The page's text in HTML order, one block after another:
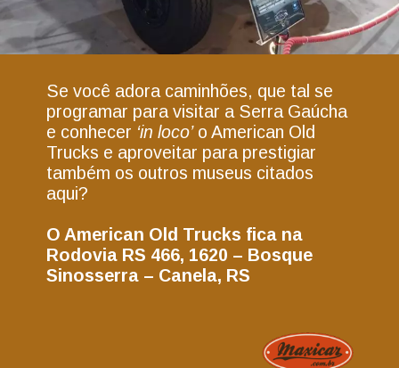
Se você adora caminhões, que tal se
programar para visitar a Serra Gaúcha
e conhecer ‘in loco’o American Old
Trucks e aproveitar para prestigiar
também os outros museus citados
aqui?
O American Old Trucks fica na
Rodovia RS 466, 1620 – Bosque
Sinosserra – Canela, RS